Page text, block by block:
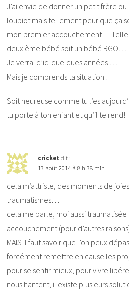
J’ai envie de donner un petit frère
loupiot mais tellement peur que ça
mon premier accouchement…
deuxième bébé soit un bébé RGO…
Je verrai d’ici quelques années …
Mais je comprends ta situation !
Soit heureuse comme tu l’es
tu porte à ton enfant et qu’il te rend!
cricket dit :
13 août 2014 à 8 h 38 min
cela m’attriste, des moments de
traumatismes…
cela me parle, moi aussi
accouchement (pour d’autres
MAIS il faut savoir que l’on peux
forcément remettre en cause les
pour se sentir mieux, pour vivre
nous hantent, il existe plusieurs